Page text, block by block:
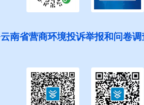
云南省营商环境投诉举报和问卷调